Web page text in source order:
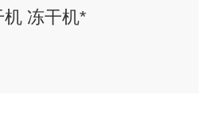
冻干机*